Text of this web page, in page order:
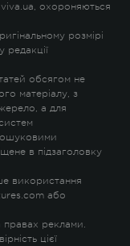
viva.ua, охороняються
розмірі
редакції
обсягом не
матеріалу, з
а для
в підзаголовку
використання
або
правах реклами.
цієї